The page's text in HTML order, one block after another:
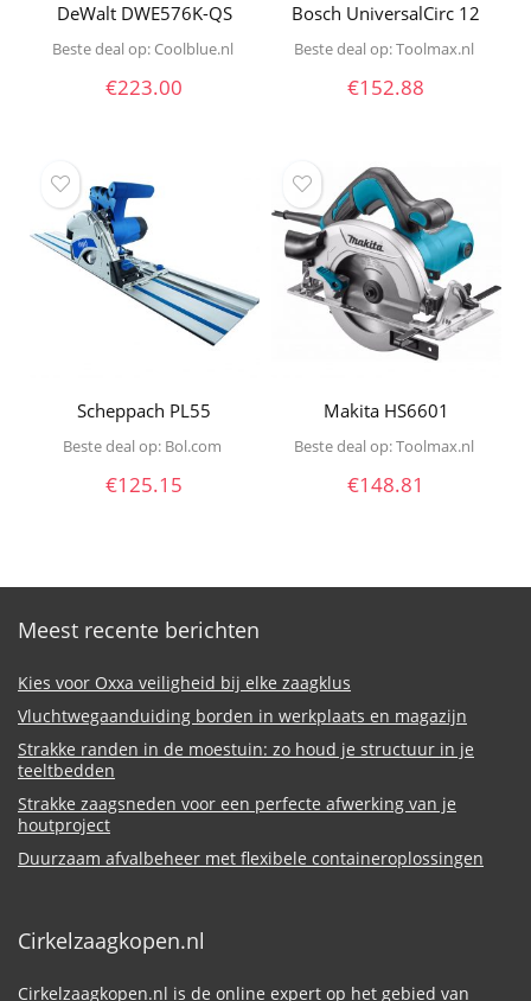
DeWalt DWE576K-QS
Beste deal op: coolblue.nl
€223.00
Bosch UniversalCirc 12
Beste deal op: toolmax.nl
€152.88
Scheppach PL55
Beste deal op: bol.com
€125.15
Makita HS6601
Beste deal op: toolmax.nl
€148.81
Meest recente berichten
Kies voor Oxxa veiligheid bij elke zaagklus
Vluchtwegaanduiding borden in werkplaats en magazijn
Strakke randen in de moestuin: zo houd je structuur in je
teeltbedden
Strakke zaagsneden voor een perfecte afwerking van je
houtproject
Duurzaam afvalbeheer met flexibele containeroplossingen
Cirkelzaagkopen.nl
Cirkelzaagkopen.nl is de online expert op het gebied van